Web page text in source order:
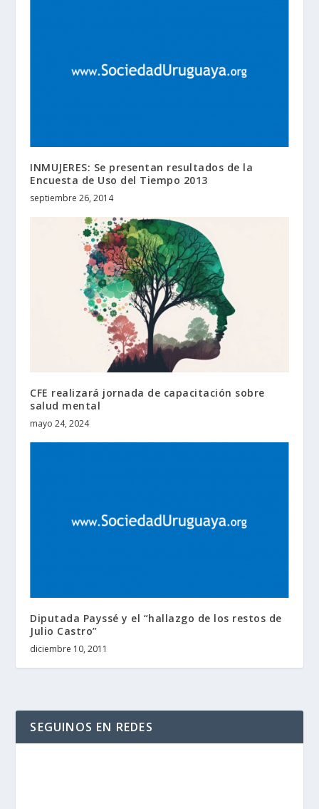
INMUJERES: Se presentan resultados de la
Encuesta de Uso del Tiempo 2013
septiembre 26, 2014
CFE realizará jornada de capacitación sobre
salud mental
mayo 24, 2024
Diputada Payssé y el “hallazgo de los restos de
Julio Castro”
diciembre 10, 2011
SEGUINOS EN REDES